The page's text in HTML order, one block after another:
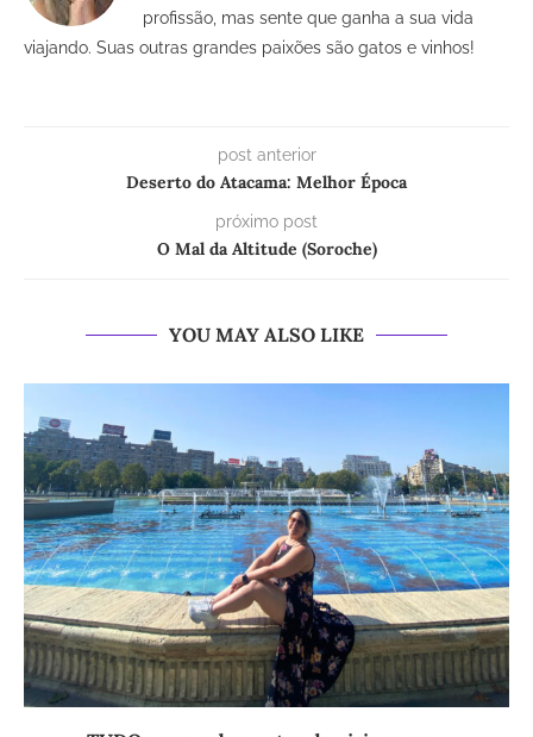
profissão, mas sente que ganha a sua vida
viajando. Suas outras grandes paixões são gatos e vinhos!
post anterior
Deserto do Atacama: Melhor Época
próximo post
O Mal da Altitude (Soroche)
YOU MAY ALSO LIKE